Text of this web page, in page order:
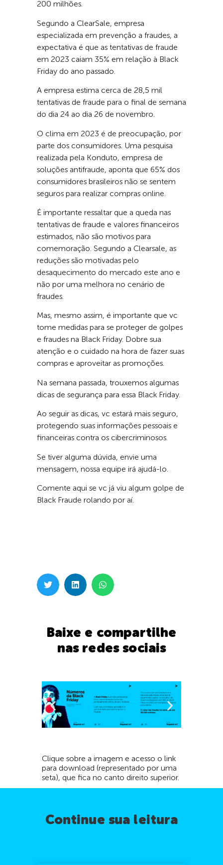
200 milhões.
Segundo a ClearSale, empresa
especializada em prevenção a fraudes, a
expectativa é que as tentativas de fraude
em 2023 caiam 35% em relação à Black
Friday do ano passado.
A empresa estima cerca de 28,5 mil
tentativas de fraude para o final de semana
do dia 24 ao dia 26 de novembro.
O clima em 2023 é de preocupação, por
parte dos consumidores. Uma pesquisa
realizada pela Konduto, empresa de
soluções antifraude, aponta que 65% dos
consumidores brasileiros não se sentem
seguros para realizar compras online.
É importante ressaltar que a queda nas
tentativas de fraude e valores financeiros
estimados, não são motivos para
comemoração. Segundo a Clearsale, as
reduções são motivadas pelo
desaquecimento do mercado este ano e
não por uma melhora no cenário de
fraudes.
Mas, mesmo assim, é importante que vc
tome medidas para se proteger de golpes
e fraudes na Black Friday. Dobre sua
atenção e o cuidado na hora de fazer suas
compras e aproveitar as promoções.
Na semana passada, trouxemos algumas
dicas de segurança para essa Black Friday.
Ao seguir as dicas, vc estará mais seguro,
protegendo suas informações pessoais e
financeiras contra os cibercriminosos.
Se tiver alguma dúvida, envie uma
mensagem, nossa equipe irá ajudá-lo.
Comente aqui se vc já viu algum golpe de
Black Fraude rolando por aí.
Baixe e compartilhe
nas redes sociais
Clique sobre a imagem e acesso o link
para download (representado por uma
seta), que fica no canto direito superior.
Continue sua leitura